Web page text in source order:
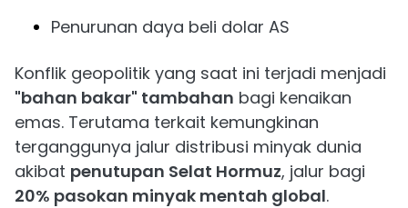
Penurunan daya beli dolar AS
Konflik geopolitik yang saat ini terjadi menjadi
"bahan bakar" tambahan bagi kenaikan
emas. Terutama terkait kemungkinan
terganggunya jalur distribusi minyak dunia
akibat penutupan Selat Hormuz, jalur bagi
20% pasokan minyak mentah global.